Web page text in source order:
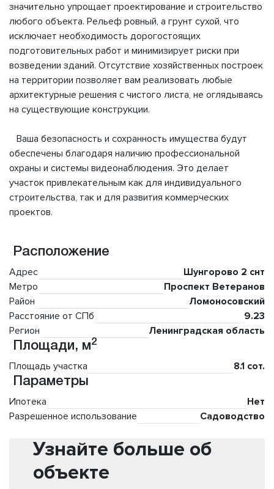
значительно упрощает проектирование и строительство
любого объекта. Рельеф ровный, а грунт сухой, что
исключает необходимость дорогостоящих
подготовительных работ и минимизирует риски при
возведении зданий. Отсутствие хозяйственных построек
на территории позволяет вам реализовать любые
архитектурные решения с чистого листа, не оглядываясь
на существующие конструкции.
Ваша безопасность и сохранность имущества будут
обеспечены благодаря наличию профессиональной
охраны и системы видеонаблюдения. Это делает
участок привлекательным как для индивидуального
строительства, так и для развития коммерческих
проектов.
Расположение
Адрес
Шунгорово 2 снт
Метро
Проспект Ветеранов
Район
Ломоносовский
Расстояние от СПб
9.23
Регион
Ленинградская область
Площади, м2
Площадь участка
8.1 сот.
Параметры
Ипотека
Нет
Разрешенное использование
Садоводство
Узнайте больше об
объекте